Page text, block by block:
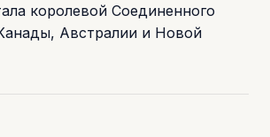
королевой Соединенного
Австралии и Новой